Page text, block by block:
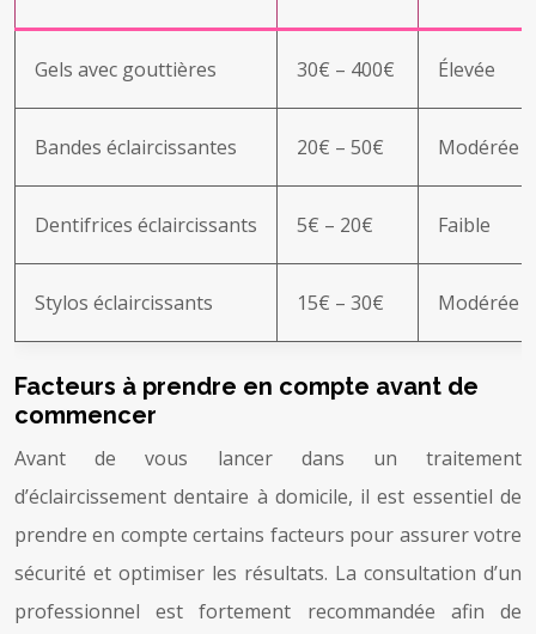
Gels avec gouttières 30€ – 400€ Élevée
Bandes éclaircissantes 20€ – 50€ Modérée
Dentifrices éclaircissants 5€ – 20€ Faible
Stylos éclaircissants 15€ – 30€ Modérée
Facteurs à prendre en compte avant de
commencer
Avant de vous lancer dans un traitement
d’éclaircissement dentaire à domicile, il est essentiel de
prendre en compte certains facteurs pour assurer votre
sécurité et optimiser les résultats. La consultation d’un
professionnel est fortement recommandée afin de